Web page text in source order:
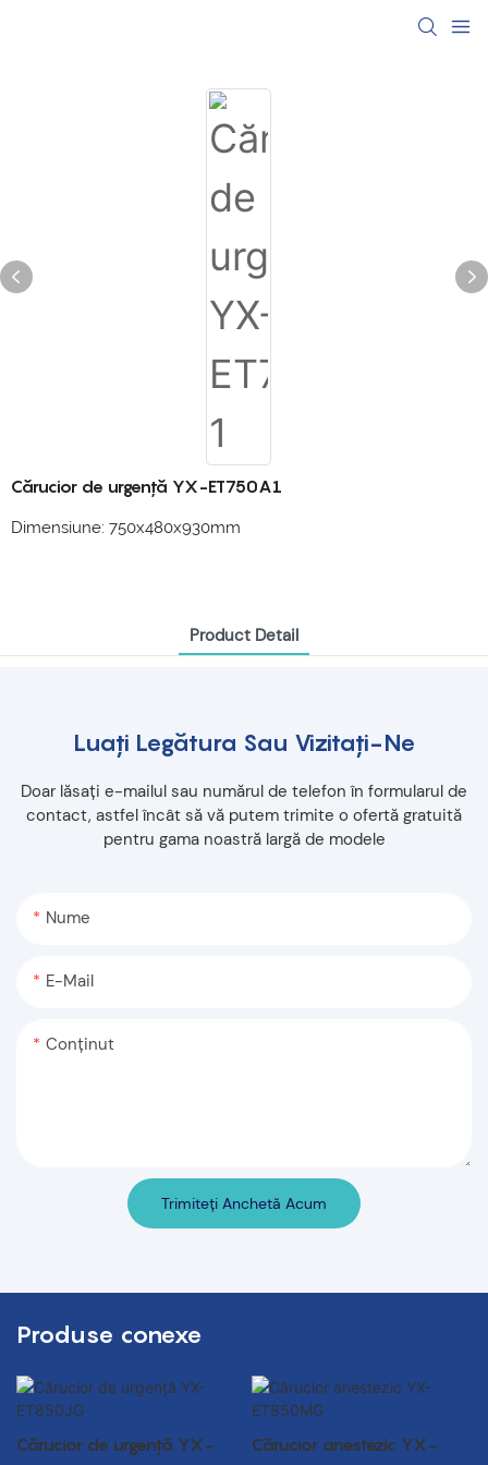
Cărucior de urgență YX-ET750A1
Dimensiune: 750x480x930mm
Product Detail
Luați Legătura Sau Vizitați-Ne
Doar lăsați e-mailul sau numărul de telefon în formularul de
contact, astfel încât să vă putem trimite o ofertă gratuită
pentru gama noastră largă de modele
Nume
E-Mail
Conţinut
Trimiteți Anchetă Acum
Produse conexe
Cărucior de urgență YX-
Cărucior anestezic YX-